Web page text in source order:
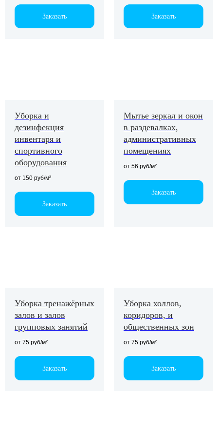
Заказать Заказать
Уборка и
дезинфекция
инвентаря и
спортивного
оборудования
от 150 руб/м²
Заказать
Мытье зеркал и окон
в раздевалках,
административных
помещениях
от 56 руб/м²
Заказать
Уборка тренажёрных
залов и залов
групповых занятий
от 75 руб/м²
Заказать
Уборка холлов,
коридоров, и
общественных зон
от 75 руб/м²
Заказать
и крупными
компаниями
работы